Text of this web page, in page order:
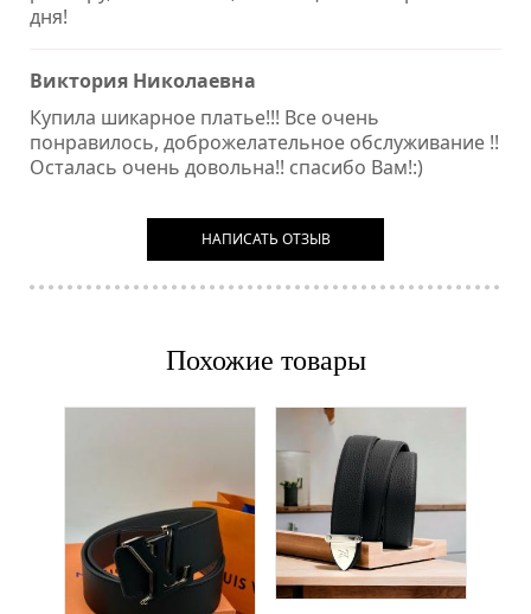
дня!
Виктория Николаевна
Купила шикарное платье!!! Все очень
понравилось, доброжелательное обслуживание !!
Осталась очень довольна!! спасибо Вам!:)
НАПИСАТЬ ОТЗЫВ
Похожие товары